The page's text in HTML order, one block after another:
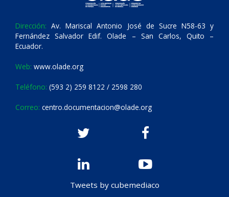
Dirección: Av. Mariscal Antonio José de Sucre N58-63 y
Fernández Salvador Edif. Olade – San Carlos, Quito –
Ecuador.
Web: www.olade.org
Teléfono: (593 2) 259 8122 / 2598 280
Correo: centro.documentacion@olade.org
Tweets by cubemediaco